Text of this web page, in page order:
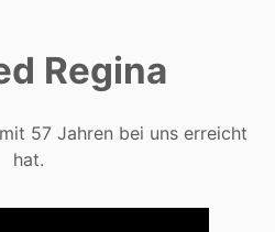
Regina
57 Jahren bei uns erreicht
hat.